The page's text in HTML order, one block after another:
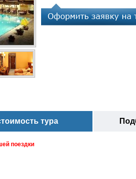
тура
поездки